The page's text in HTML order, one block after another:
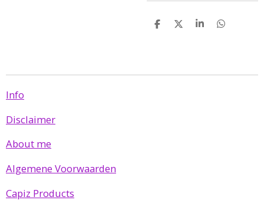
D
D
S
D
Info
Disclaimer
About me
Algemene Voorwaarden
Capiz Products